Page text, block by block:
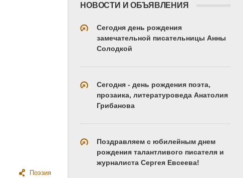
Поэзия
НОВОСТИ И ОБЪЯВЛЕНИЯ
Сегодня день рождения
замечательной писательницы Анны
Солодкой
Сегодня - день рождения поэта,
прозаика, литературоведа Анатолия
Грибанова
Поздравляем с юбилейным днем
рождения талантливого писателя и
журналиста Сергея Евсеева!